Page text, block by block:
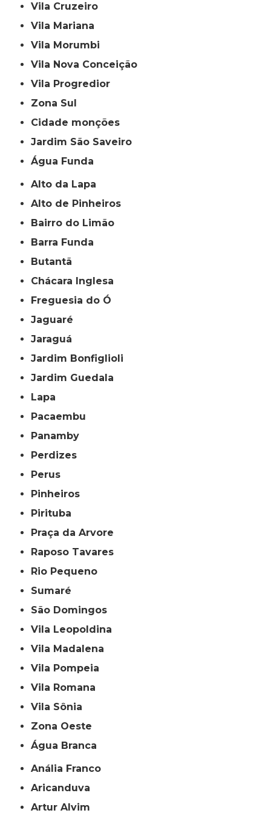
Vila Cruzeiro
Vila Mariana
Vila Morumbi
Vila Nova Conceição
Vila Progredior
Zona Sul
cidade monções
jardim São Saveiro
Água Funda
Alto da Lapa
Alto de Pinheiros
Bairro do Limão
Barra Funda
Butantã
Chácara Inglesa
Freguesia do Ó
Jaguaré
Jaraguá
Jardim Bonfiglioli
Jardim Guedala
Lapa
Pacaembu
Panamby
Perdizes
Perus
Pinheiros
Pirituba
Praça da Arvore
Raposo Tavares
Rio Pequeno
Sumaré
São Domingos
Vila Leopoldina
Vila Madalena
Vila Pompeia
Vila Romana
Vila Sônia
Zona Oeste
Água Branca
Anália Franco
Aricanduva
Artur Alvim